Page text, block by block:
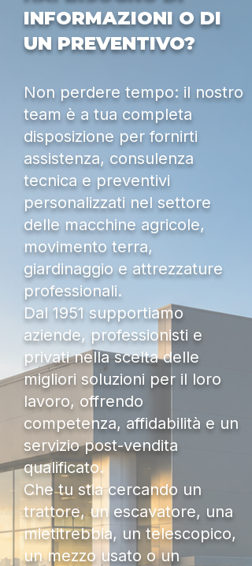
INFORMAZIONI O DI
UN PREVENTIVO?
Non perdere tempo: il nostro
team è a tua completa
disposizione per fornirti
assistenza, consulenza
tecnica e preventivi
personalizzati nel settore
delle macchine agricole,
movimento terra,
giardinaggio e attrezzature
professionali.
Dal 1951 supportiamo
aziende, professionisti e
privati nella scelta delle
migliori soluzioni per il loro
lavoro, offrendo
competenza, affidabilità e un
servizio post-vendita
qualificato.
Che tu stia cercando un
trattore, un escavatore, una
mietitrebbia, un telescopico,
un mezzo usato o un